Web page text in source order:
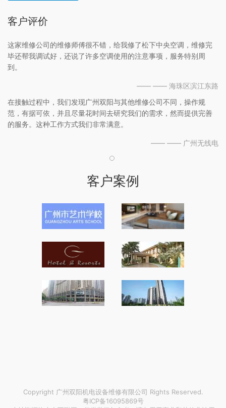
客户评价
这家维修公司的维修师傅很不错，给我修了松下中央空调，维修完
毕还帮我调试好，还说了许多空调使用的注意事项，服务特别周
到。
—— —— 海珠区滨江东路
在接触过程中，我们发现广州双阳与其他维修公司不同，操作规
范，有据可依，并且尽量花时间去研究我们的需求，然而提供完善
的服务。这种工作方式我们非常满意。
—— —— 广州无线电
客户案例
Copyright 广州双阳机电设备维修有限公司 Rights Reserved.
粤ICP备16095869号